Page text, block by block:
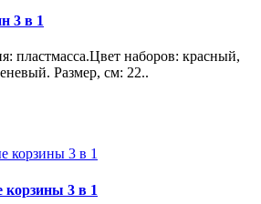
3 в 1
пластмасса.Цвет наборов: красный,
Размер, см: 22..
3 в 1